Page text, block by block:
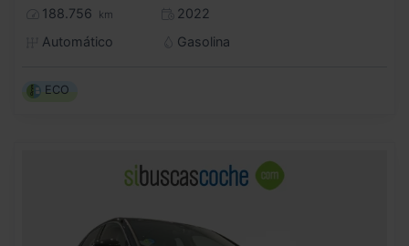
188.756 km
2022
Automático
Gasolina
ECO